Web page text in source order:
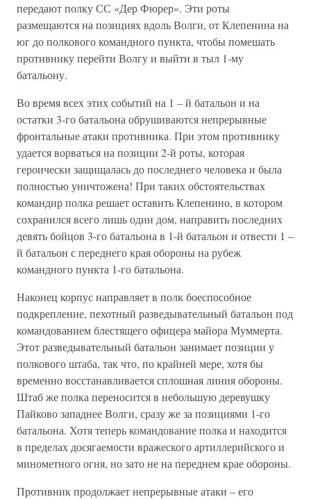
передают полку СС «Дер Фюрер». Эти роты
размещаются на позициях вдоль Волги, от Клепенина на
юг до полкового командного пункта, чтобы помешать
противнику перейти Волгу и выйти в тыл 1-му
батальону.
Во время всех этих событий на 1 – й батальон и на
остатки 3-го батальона обрушиваются непрерывные
фронтальные атаки противника. При этом противнику
удается ворваться на позиции 2-й роты, которая
героически защищалась до последнего человека и была
полностью уничтожена! При таких обстоятельствах
командир полка решает оставить Клепенино, в котором
сохранился всего лишь один дом, направить последних
девять бойцов 3-го батальона в 1-й батальон и отвести 1 –
й батальон с переднего края обороны на рубеж
командного пункта 1-го батальона.
Наконец корпус направляет в полк боеспособное
подкрепление, пехотный разведывательный батальон под
командованием блестящего офицера майора Муммерта.
Этот разведывательный батальон занимает позиции у
полкового штаба, так что, по крайней мере, хотя бы
временно восстанавливается сплошная линия обороны.
Штаб же полка переносится в небольшую деревушку
Пайково западнее Волги, сразу же за позициями 1-го
батальона. Хотя теперь командование полка и находится
в пределах досягаемости вражеского артиллерийского и
минометного огня, но зато не на переднем крае обороны.
Противник продолжает непрерывные атаки – его